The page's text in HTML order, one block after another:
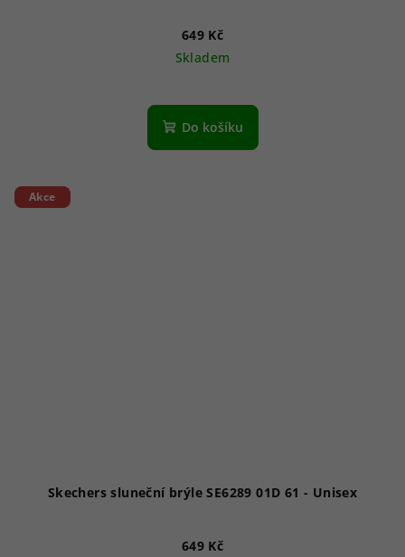
649 Kč
Skladem
Do košíku
Akce
Skechers sluneční brýle SE6289 01D 61 - Unisex
649 Kč